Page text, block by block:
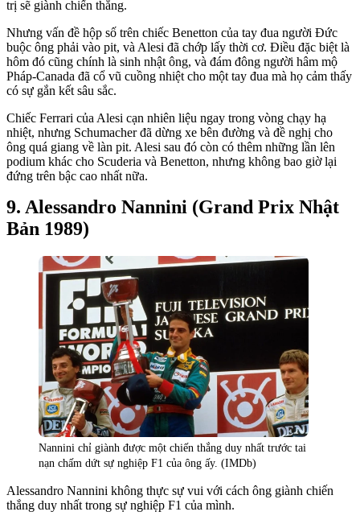
trị sẽ giành chiến thắng.
Nhưng vấn đề hộp số trên chiếc Benetton của tay đua người Đức
buộc ông phải vào pit, và Alesi đã chớp lấy thời cơ. Điều đặc biệt là
hôm đó cũng chính là sinh nhật ông, và đám đông người hâm mộ
Pháp-Canada đã cổ vũ cuồng nhiệt cho một tay đua mà họ cảm thấy
có sự gắn kết sâu sắc.
Chiếc Ferrari của Alesi cạn nhiên liệu ngay trong vòng chạy hạ
nhiệt, nhưng Schumacher đã dừng xe bên đường và đề nghị cho
ông quá giang về làn pit. Alesi sau đó còn có thêm những lần lên
podium khác cho Scuderia và Benetton, nhưng không bao giờ lại
đứng trên bậc cao nhất nữa.
Alessandro Nannini (Grand Prix Nhật
Bản 1989)
Nannini chỉ giành được một chiến thắng duy nhất trước tai
nạn chấm dứt sự nghiệp F1 của ông ấy. (IMDb)
Alessandro Nannini không thực sự vui với cách ông giành chiến
thắng duy nhất trong sự nghiệp F1 của mình.